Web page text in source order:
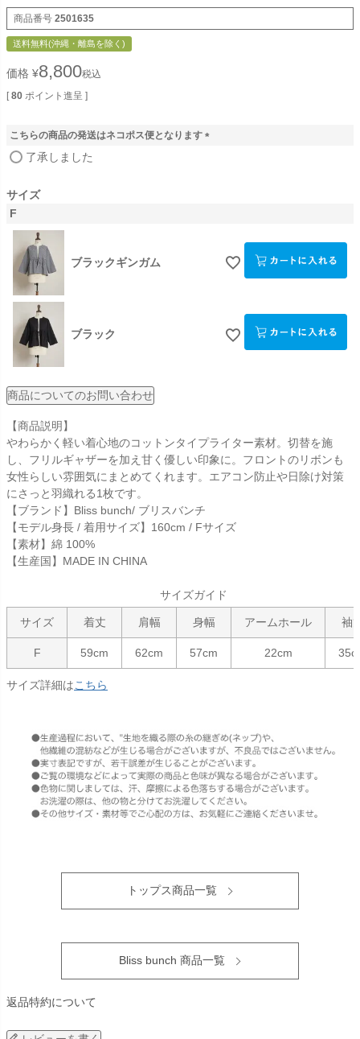
商品番号 2501635
送料無料(沖縄・離島を除く)
価格 ¥8,800税込
[ 80 ポイント進呈 ]
こちらの商品の発送はネコポス便となります
了承しました
サイズ
F
ブラックギンガム
ブラック
商品についてのお問い合わせ
【商品説明】
やわらかく軽い着心地のコットンタイプライター素材。切替を施
し、フリルギャザーを加え甘く優しい印象に。フロントのリボンも
女性らしい雰囲気にまとめてくれます。エアコン防止や日除け対策
にさっと羽織れる1枚です。
【ブランド】Bliss bunch/ ブリスバンチ
【モデル身長 / 着用サイズ】160cm / Fサイズ
【素材】綿 100%
【生産国】MADE IN CHINA
サイズガイド
サイズ 着丈 肩幅 身幅 アームホール 袖
F 59cm 62cm 57cm 22cm
サイズ詳細はこちら
トップス商品一覧
Bliss bunch 商品一覧
返品特約について